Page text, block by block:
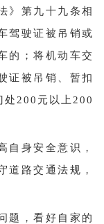
》第九十九条相
驾驶证被吊销或
的；将机动车交
证被吊销、暂扣
处200元以上200
自身安全意识，
道路交通法规，
题，看好自家的